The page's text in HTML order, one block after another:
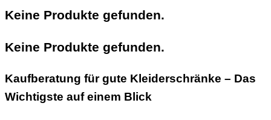
Keine Produkte gefunden.
Keine Produkte gefunden.
Kaufberatung für gute Kleiderschränke – Das
Wichtigste auf einem Blick